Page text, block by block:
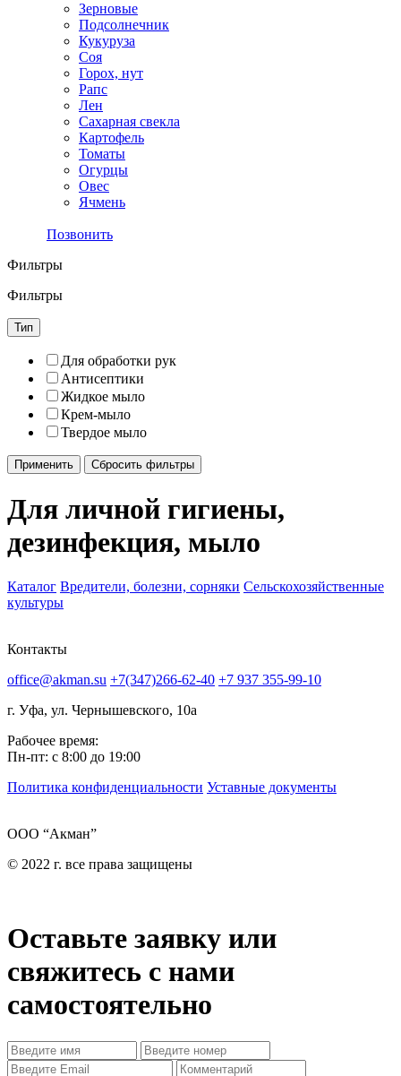
Зерновые
Подсолнечник
Кукуруза
Соя
Горох, нут
Рапс
Лен
Сахарная свекла
Картофель
Томаты
Огурцы
Овес
Ячмень
Позвонить
Фильтры
Фильтры
Тип
Для обработки рук
Антисептики
Жидкое мыло
Крем-мыло
Твердое мыло
Применить Сбросить фильтры
Для личной гигиены,
дезинфекция, мыло
Каталог Вредители, болезни, сорняки Сельскохозяйственные
культуры
Контакты
office@akman.su +7(347)266-62-40 +7 937 355-99-10
г. Уфа, ул. Чернышевского, 10а
Рабочее время:
Пн-пт: с 8:00 до 19:00
Политика конфиденциальности Уставные документы
ООО “Акман”
© 2022 г. все права защищены
Оставьте заявку или
свяжитесь с нами
самостоятельно